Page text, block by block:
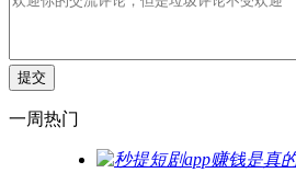
一周热门